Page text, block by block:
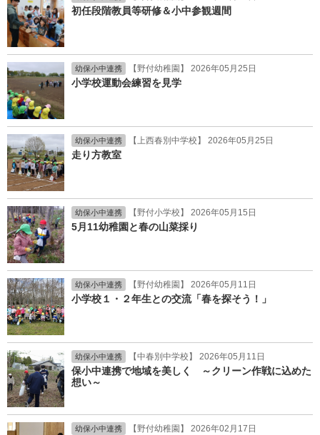
初任段階教員等研修＆小中参観週間
幼保小中連携 【野付幼稚園】 2026年05月25日
小学校運動会練習を見学
幼保小中連携 【上西春別中学校】 2026年05月25日
走り方教室
幼保小中連携 【野付小学校】 2026年05月15日
5月11幼稚園と春の山菜採り
幼保小中連携 【野付幼稚園】 2026年05月11日
小学校１・２年生との交流「春を探そう！」
幼保小中連携 【中春別中学校】 2026年05月11日
保小中連携で地域を美しく ～クリーン作戦に込めた
想い～
幼保小中連携 【野付幼稚園】 2026年02月17日